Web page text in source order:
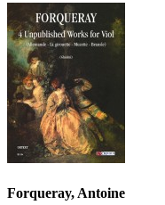
Forqueray, Antoine